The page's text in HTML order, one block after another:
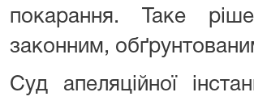
покарання. Таке
законним,
Суд апеляційної